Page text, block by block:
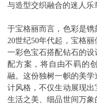
与造型交织融合的迷人乐
于宝格丽而言，色彩是
20世纪50年代起，宝格
一彩色宝石搭配钻石的
配方案，将自由不羁的
融。这份独树一帜的美
计风格，不仅生动展现
生活之美、细品世间万